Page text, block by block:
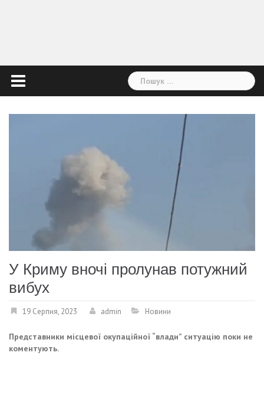
Пошук:
У Криму вночі пролунав потужний
вибух
19 Серпня, 2023 admin Новини
Представники місцевої окупаційної “влади” ситуацію поки не
коментують.